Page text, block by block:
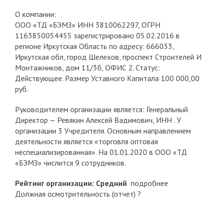
О компании:
ООО «ТД «БЭМЗ» ИНН 3810062297, ОГРН
1163850054455 зарегистрировано 05.02.2016 в
регионе Иркутская Область по адресу: 666033,
Иркутская обл, город Шелехов, проспект Строителей И
Монтажников, дом 11/3б, ОФИС 2. Статус:
Действующее. Размер Уставного Капитала 100 000,00
руб.
Руководителем организации является: Генеральный
Директор — Ревякин Алексей Вадимович, ИНН . У
организации 3 Учредителя. Основным направлением
деятельности является «торговля оптовая
неспециализированная». На 01.01.2020 в ООО «ТД
«БЭМЗ» числится 9 сотрудников.
Рейтинг организации: Средний подробнее
Должная осмотрительность (отчет) ?